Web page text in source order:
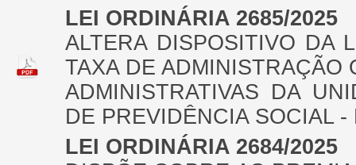
LEI ORDINÁRIA 2685/2025
ALTERA DISPOSITIVO DA
TAXA DE ADMINISTRAÇÃO
ADMINISTRATIVAS DA
DE PREVIDÊNCIA SOCIAL
LEI ORDINÁRIA 2684/2025